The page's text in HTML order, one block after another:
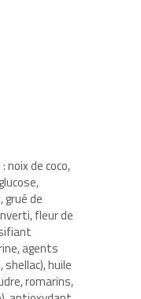
noix de coco,
grué de
fleur de
agents
shellac), huile
romarins,